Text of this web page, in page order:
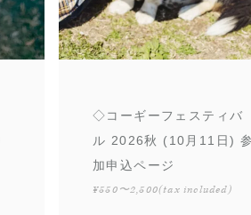
◇コーギーフェスティバ
ル 2026秋 (10月11日)
加申込ページ
¥550〜2,500(tax included)